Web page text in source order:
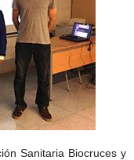
Sanitaria Biocruces y